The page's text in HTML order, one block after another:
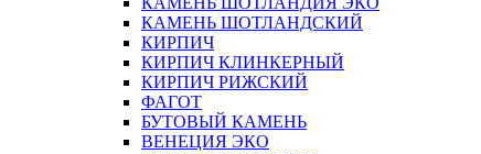
КАМЕНЬ ШОТЛАНДСКИЙ
КИРПИЧ
КИРПИЧ КЛИНКЕРНЫЙ
КИРПИЧ РИЖСКИЙ
ФАГОТ
БУТОВЫЙ КАМЕНЬ
ВЕНЕЦИЯ ЭКО